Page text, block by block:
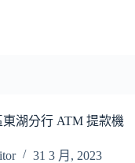
湖分行 ATM 提款機
31 3 月, 2023